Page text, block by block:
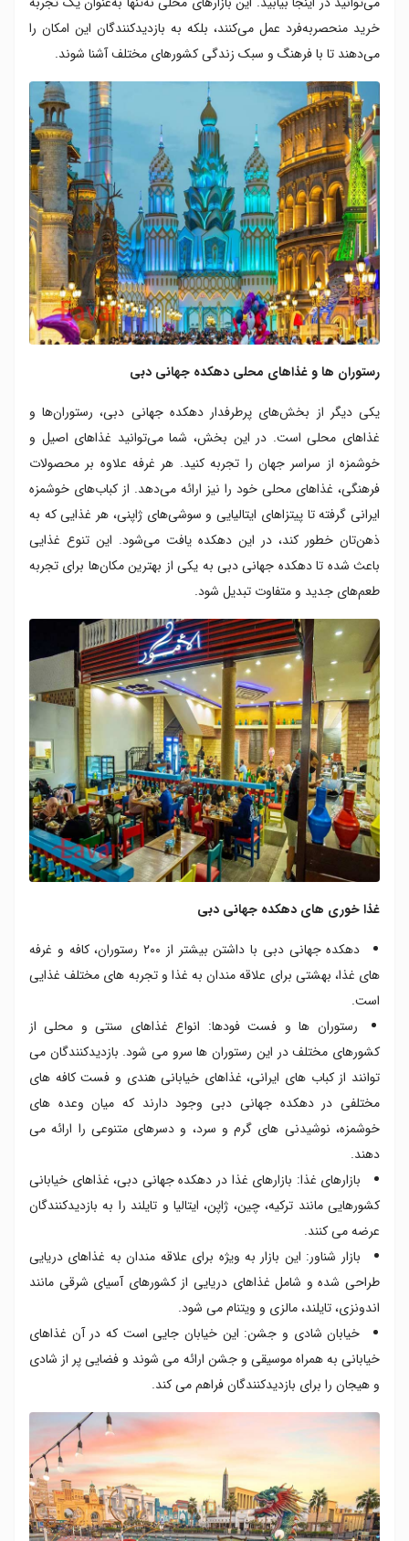
خرید منحصربه‌فرد عمل می‌کنند، بلکه به بازدیدکنندگان این امکان را
می‌دهند تا با فرهنگ و سبک زندگی کشورهای مختلف آشنا شوند.
رستوران ها و غذاهای محلی دهکده جهانی دبی
یکی دیگر از بخش‌های پرطرفدار دهکده جهانی دبی، رستوران‌ها و
غذاهای محلی است. در این بخش، شما می‌توانید غذاهای اصیل و
خوشمزه از سراسر جهان را تجربه کنید. هر غرفه علاوه بر محصولات
فرهنگی، غذاهای محلی خود را نیز ارائه می‌دهد. از کباب‌های خوشمزه
ایرانی گرفته تا پیتزاهای ایتالیایی و سوشی‌های ژاپنی، هر غذایی که به
ذهن‌تان خطور کند، در این دهکده یافت می‌شود. این تنوع غذایی
باعث شده تا دهکده جهانی دبی به یکی از بهترین مکان‌ها برای تجربه
طعم‌های جدید و متفاوت تبدیل شود.
غذا خوری های دهکده جهانی دبی
دهکده جهانی دبی با داشتن بیشتر از ۲۰۰ رستوران، کافه و غرفه
های غذا، بهشتی برای علاقه مندان به غذا و تجربه های مختلف غذایی
است.
رستوران ها و فست فودها: انواع غذاهای سنتی و محلی از
کشورهای مختلف در این رستوران ها سرو می شود. بازدیدکنندگان می
توانند از کباب های ایرانی، غذاهای خیابانی هندی و فست کافه های
مختلفی در دهکده جهانی دبی وجود دارند که میان وعده های
خوشمزه، نوشیدنی های گرم و سرد، و دسرهای متنوعی را ارائه می
دهند.
بازارهای غذا: بازارهای غذا در دهکده جهانی دبی، غذاهای خیابانی
کشورهایی مانند ترکیه، چین، ژاپن، ایتالیا و تایلند را به بازدیدکنندگان
عرضه می کنند.
بازار شناور: این بازار به ویژه برای علاقه مندان به غذاهای دریایی
طراحی شده و شامل غذاهای دریایی از کشورهای آسیای شرقی مانند
اندونزی، تایلند، مالزی و ویتنام می شود.
خیابان شادی و جشن: این خیابان جایی است که در آن غذاهای
خیابانی به همراه موسیقی و جشن ارائه می شوند و فضایی پر از شادی
و هیجان را برای بازدیدکنندگان فراهم می کند.